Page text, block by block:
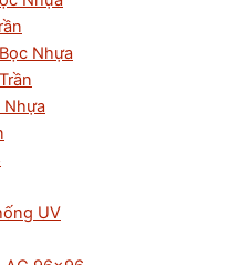
Nhựa
Nhựa
UV